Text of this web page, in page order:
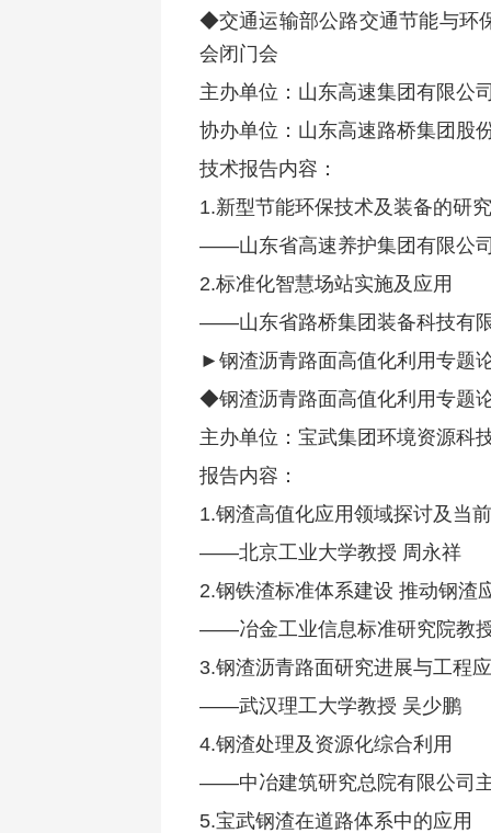
◆交通运输部公路交通节能与环
会闭门会
主办单位：山东高速集团有限公
协办单位：山东高速路桥集团股
技术报告内容：
1.新型节能环保技术及装备的研
——山东省高速养护集团有限公
2.标准化智慧场站实施及应用
——山东省路桥集团装备科技有
►钢渣沥青路面高值化利用专题
◆钢渣沥青路面高值化利用专题
主办单位：宝武集团环境资源科
报告内容：
1.钢渣高值化应用领域探讨及当
——北京工业大学教授 周永祥
2.钢铁渣标准体系建设 推动钢渣
——冶金工业信息标准研究院教
3.钢渣沥青路面研究进展与工程
——武汉理工大学教授 吴少鹏
4.钢渣处理及资源化综合利用
——中冶建筑研究总院有限公司
5.宝武钢渣在道路体系中的应用